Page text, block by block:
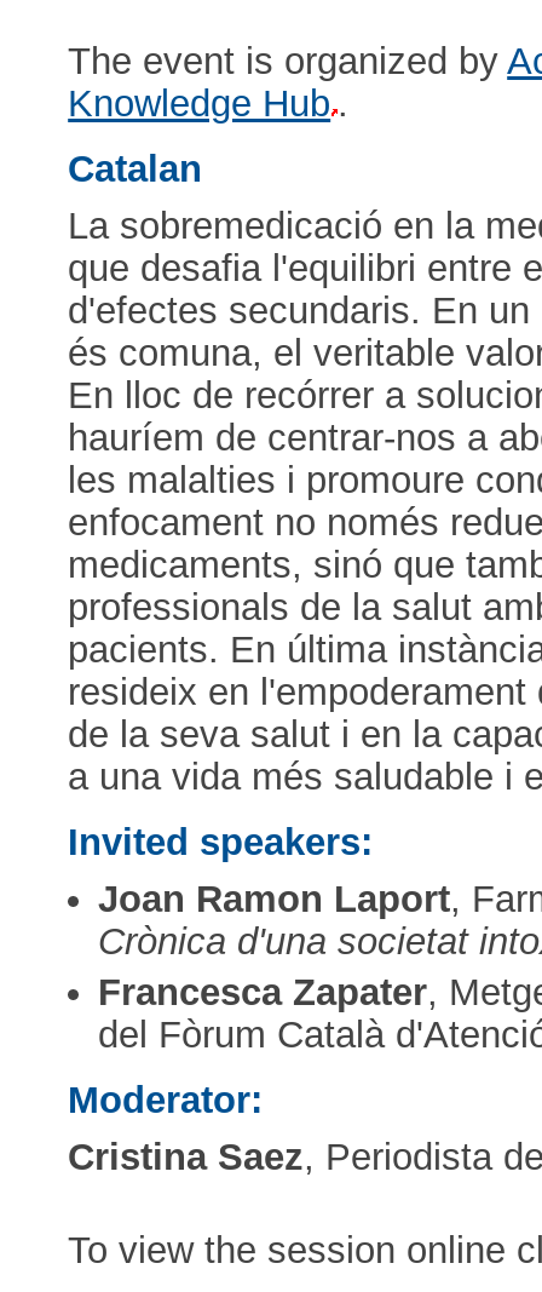
The event is organized by
Knowledge Hub .
Catalan
La sobremedicació en la
que desafia l'equilibri entre
d'efectes secundaris. En
és comuna, el veritable
En lloc de recórrer a
hauríem de centrar-nos a
les malalties i promoure
enfocament no només
medicaments, sinó que
professionals de la salut
pacients. En última
resideix en
de la seva salut i en la
a una vida més saludable i
Invited speakers:
Joan Ramon Laport,
Crònica d'una societat
Francesca Zapater,
del Fòrum Català
Moderator:
Cristina Saez, Periodista
To view the session online